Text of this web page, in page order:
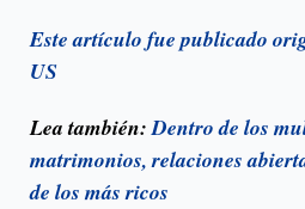
Este artículo fue publicado
US
Lea también:Dentro de los
matrimonios, relaciones
de los más ricos